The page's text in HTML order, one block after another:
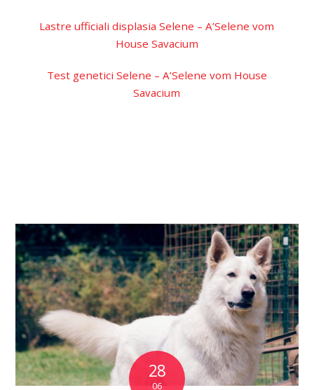
Lastre ufficiali displasia Selene – A’Selene vom
House Savacium
Test genetici Selene – A’Selene vom House
Savacium
28
06